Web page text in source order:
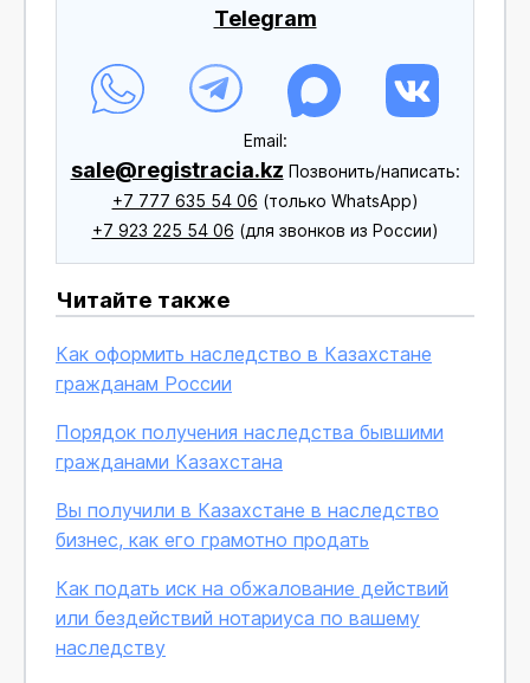
Telegram
Еmail:
sale@registracia.kz Позвонить/написать:
+7 777 635 54 06 (только WhatsApp)
+7 923 225 54 06 (для звонков из России)
Читайте также
Как оформить наследство в Казахстане
гражданам России
Порядок получения наследства бывшими
гражданами Казахстана
Вы получили в Казахстане в наследство
бизнес, как его грамотно продать
Как подать иск на обжалование действий
или бездействий нотариуса по вашему
наследству